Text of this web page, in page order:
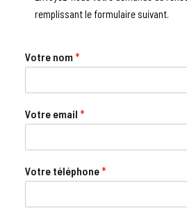
remplissant le formulaire suivant.
Votre nom*
Votre email *
Votre téléphone*